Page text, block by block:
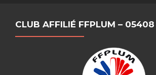
CLUB AFFILIÉ FFPLUM – 05408